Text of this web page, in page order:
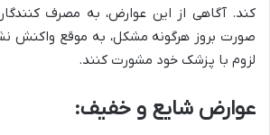
کند. آگاهی از این عوارض، به مصرف
صورت بروز هرگونه مشکل، به موقع واکنش
لزوم با پزشک خود مشورت کنند.
عوارض شایع و خفیف: